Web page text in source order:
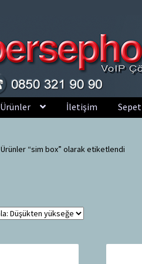
Ürünler İletişim Sepet
Ürünler “sim box” olarak etiketlendi